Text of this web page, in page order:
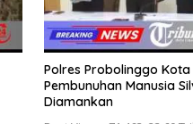
Polres Probolinggo Kota
Pembunuhan Manusia
Diamankan